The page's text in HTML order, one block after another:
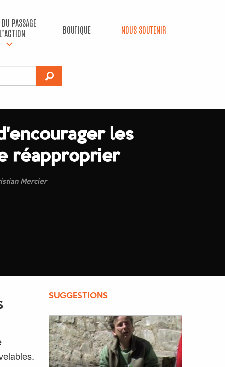
PASSAGE
BOUTIQUE NOUS SOUTENIR
les
réapproprier
Mercier
SUGGESTIONS